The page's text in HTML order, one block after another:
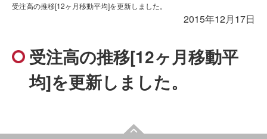
受注高の推移[12ヶ月移動平均]を更新しました。
2015年12月17日
受注高の推移[12ヶ月移動平
均]を更新しました。